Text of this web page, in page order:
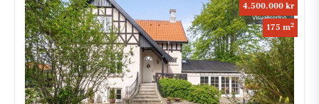
4.500.000 kr
175 m2